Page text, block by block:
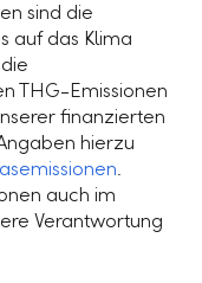
sind die
auf das Klima
THG-Emissionen
finanzierten
hierzu
.
auch im
Verantwortung